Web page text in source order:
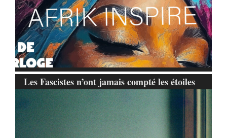
Les Fascistes n’ont jamais compté les étoiles